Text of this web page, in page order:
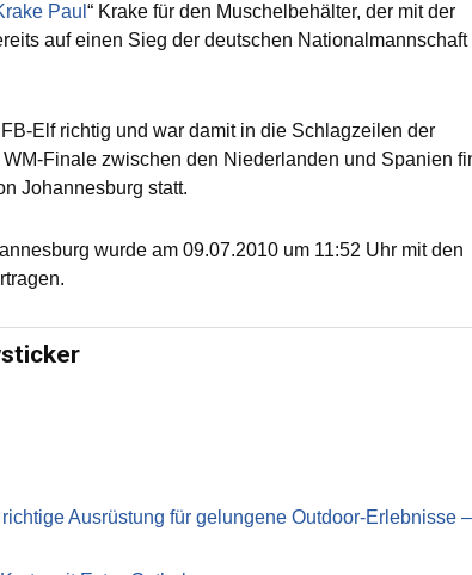
Paul “ Krake für den Muschelbehälter, der mit der
auf einen Sieg der deutschen Nationalmannschaft
Elf richtig und war damit in die Schlagzeilen der
Finale zwischen den Niederlanden und Spanien
Johannesburg statt.
wurde am 09.07.2010 um 11:52 Uhr mit den
Ausrüstung für gelungene Outdoor-Erlebnisse –